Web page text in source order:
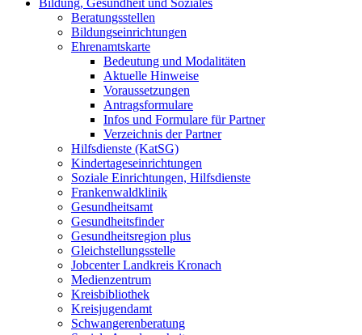
Bildung, Gesundheit und Soziales
Beratungsstellen
Bildungseinrichtungen
Ehrenamtskarte
Bedeutung und Modalitäten
Aktuelle Hinweise
Voraussetzungen
Antragsformulare
Infos und Formulare für Partner
Verzeichnis der Partner
Hilfsdienste (KatSG)
Kindertageseinrichtungen
Soziale Einrichtungen, Hilfsdienste
Frankenwaldklinik
Gesundheitsamt
Gesundheitsfinder
Gesundheitsregion plus
Gleichstellungsstelle
Jobcenter Landkreis Kronach
Medienzentrum
Kreisbibliothek
Kreisjugendamt
Schwangerenberatung